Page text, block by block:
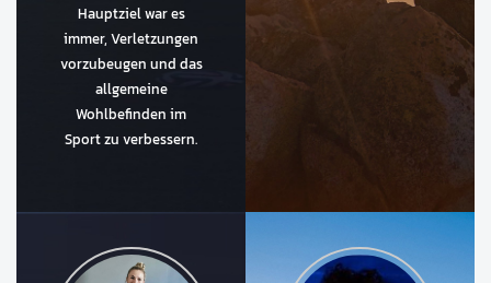
Hauptziel war es
immer, Verletzungen
vorzubeugen und das
allgemeine
Wohlbefinden im
Sport zu verbessern.